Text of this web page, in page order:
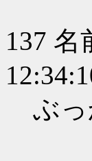
137 名
ぶ